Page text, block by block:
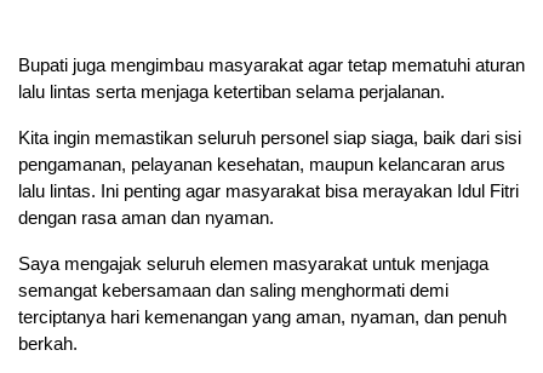
Bupati juga mengimbau masyarakat agar tetap mematuhi aturan
lalu lintas serta menjaga ketertiban selama perjalanan.
Kita ingin memastikan seluruh personel siap siaga, baik dari sisi
pengamanan, pelayanan kesehatan, maupun kelancaran arus
lalu lintas. Ini penting agar masyarakat bisa merayakan Idul Fitri
dengan rasa aman dan nyaman.
Saya mengajak seluruh elemen masyarakat untuk menjaga
semangat kebersamaan dan saling menghormati demi
terciptanya hari kemenangan yang aman, nyaman, dan penuh
berkah.